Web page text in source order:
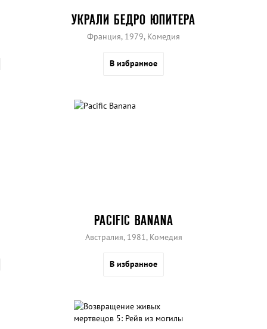
УКРАЛИ БЕДРО ЮПИТЕРА
Франция, 1979, Комедия
В избранное
PACIFIC BANANA
Австралия, 1981, Комедия
В избранное